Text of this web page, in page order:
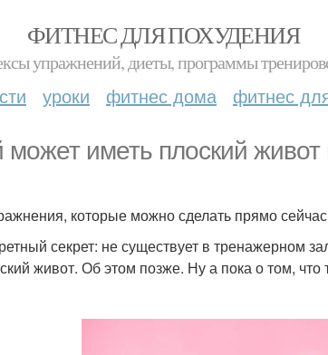
ФИТНЕС ДЛЯ ПОХУДЕНИЯ
упражнений, диеты, программы
уроки фитнес дома фитнес
иметь плоский
которые можно сделать прямо
секрет: не существует в тренажерном
живот. Об этом позже. Ну а пока о том,